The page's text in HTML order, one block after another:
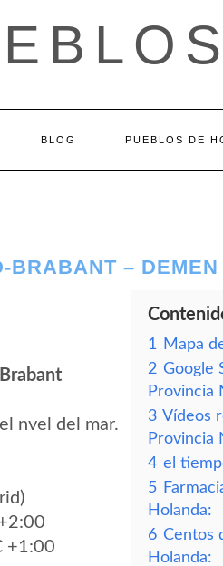
BLOG PUEBLOS DE
BRABANT – DEMEN
nvel del mar.
+1:00
1
Mapa
2 Google
Provincia
3 Vídeos
Provincia
4 el
5
Holanda:
6 Centos
Holanda: